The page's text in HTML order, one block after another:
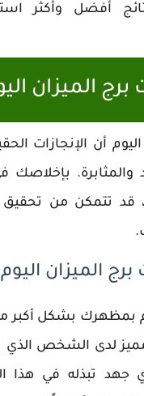
أفضل وأكثر
الميزان
أن الإنجازات
والمثابرة.
قد تتمكن من تحقيق
الميزان
بمظهرك بشكل أكبر
لدى الشخص
جهد تبذله في هذا